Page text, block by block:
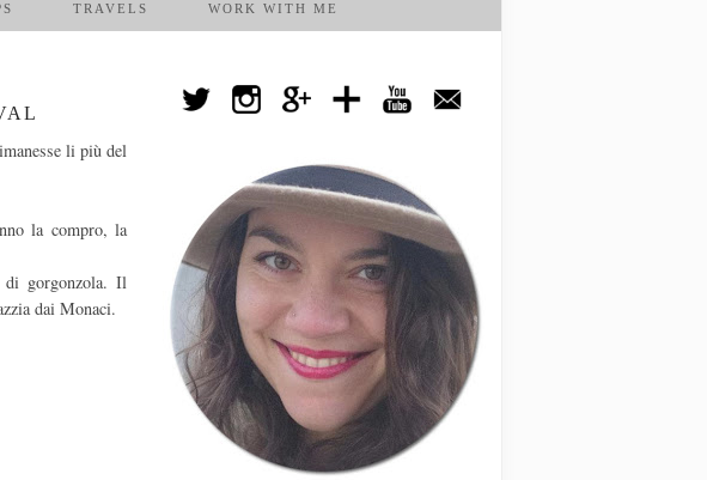
TRAVELS WORK WITH ME
li più del
la compro, la
gorgonzola. Il
dai Monaci.